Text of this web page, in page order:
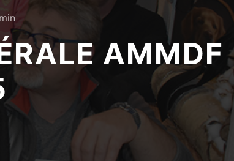
AMMDF